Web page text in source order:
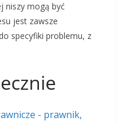
niszy mogą być
jest zawsze
specyfiki problemu, z
- prawnik,